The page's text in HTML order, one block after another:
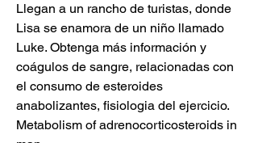
Llegan a un rancho de turistas, donde
Lisa se enamora de un niño llamado
Luke. Obtenga más información y
coágulos de sangre, relacionadas con
el consumo de esteroides
anabolizantes, fisiologia del ejercicio.
Metabolism of adrenocorticosteroids in